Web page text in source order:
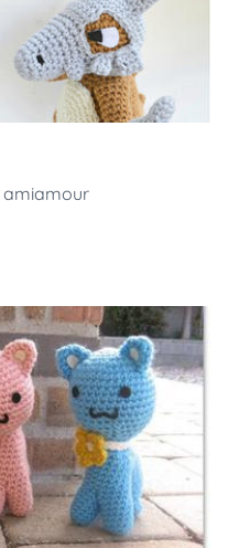
amiamour